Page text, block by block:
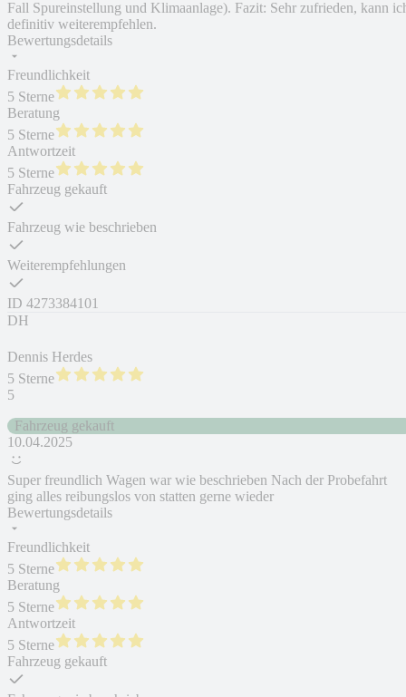
Fall Spureinstellung und Klimaanlage). Fazit: Sehr zufrieden, kann
definitiv weiterempfehlen.
Bewertungsdetails
Freundlichkeit
5 Sterne
Beratung
5 Sterne
Antwortzeit
5 Sterne
Fahrzeug gekauft
Fahrzeug wie beschrieben
Weiterempfehlungen
ID 4273384101
DH
Dennis Herdes
5 Sterne
5
Fahrzeug gekauft
10.04.2025
Super freundlich Wagen war wie beschrieben Nach der Probefahrt
ging alles reibungslos von statten gerne wieder
Bewertungsdetails
Freundlichkeit
5 Sterne
Beratung
5 Sterne
Antwortzeit
5 Sterne
Fahrzeug gekauft